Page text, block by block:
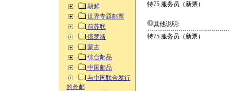
朝鲜
世界专题邮票
前苏联
俄罗斯
蒙古
综合邮品
中国邮品
与中国联合发行
的外邮
特75 服务员（新票）
其他说明:
特75 服务员（新票）